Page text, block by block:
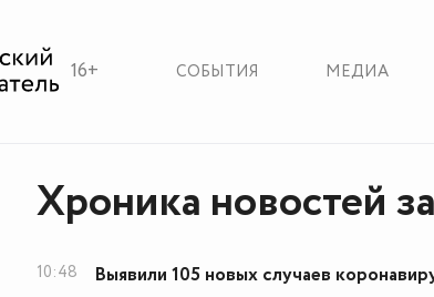
16+ СОБЫТИЯ МЕДИА
Хроника новостей
10:48 Выявили 105 новых случаев